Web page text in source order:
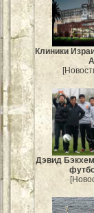
Клиники
Дэвид